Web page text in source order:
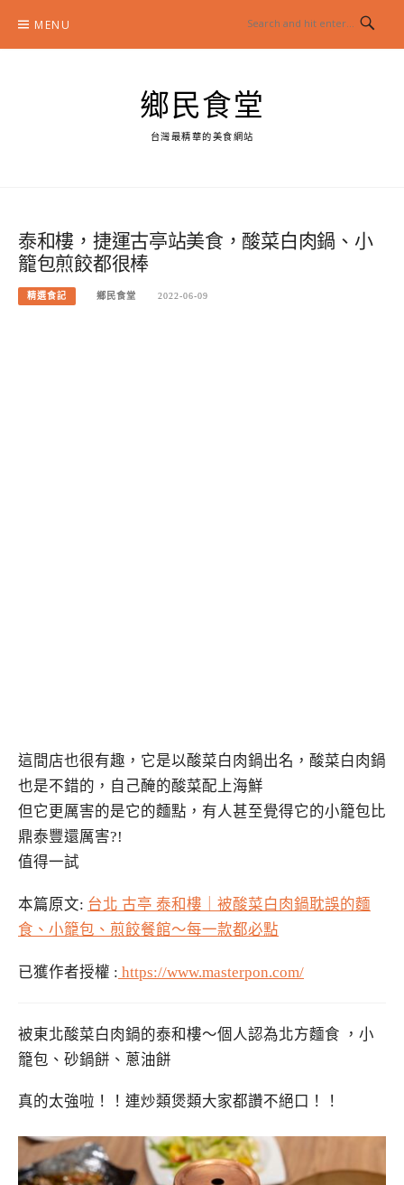
content
MENU
鄉民食堂
台灣最精華的美食網站
泰和樓，捷運古亭站美食，酸菜白肉鍋、小
籠包煎餃都很棒
精選食記 鄉民食堂 2022-06-09
這間店也很有趣，它是以酸菜白肉鍋出名，酸菜白肉鍋
也是不錯的，自己醃的酸菜配上海鮮
但它更厲害的是它的麵點，有人甚至覺得它的小籠包比
鼎泰豐還厲害?!
值得一試
本篇原文: 台北 古亭 泰和樓｜被酸菜白肉鍋耽誤的麵
食、小籠包、煎餃餐館～每一款都必點
已獲作者授權 : https://www.masterpon.com/
被東北酸菜白肉鍋的泰和樓～個人認為北方麵食 ，小
籠包、砂鍋餅、蔥油餅
真的太強啦！！連炒類煲類大家都讚不絕口！！